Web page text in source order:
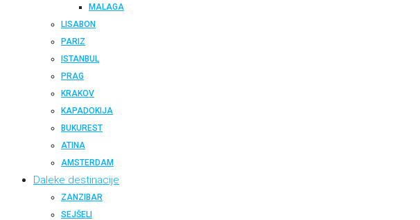
MALAGA
LISABON
PARIZ
ISTANBUL
PRAG
KRAKOV
KAPADOKIJA
BUKUREST
ATINA
AMSTERDAM
Daleke destinacije
ZANZIBAR
SEJŠELI